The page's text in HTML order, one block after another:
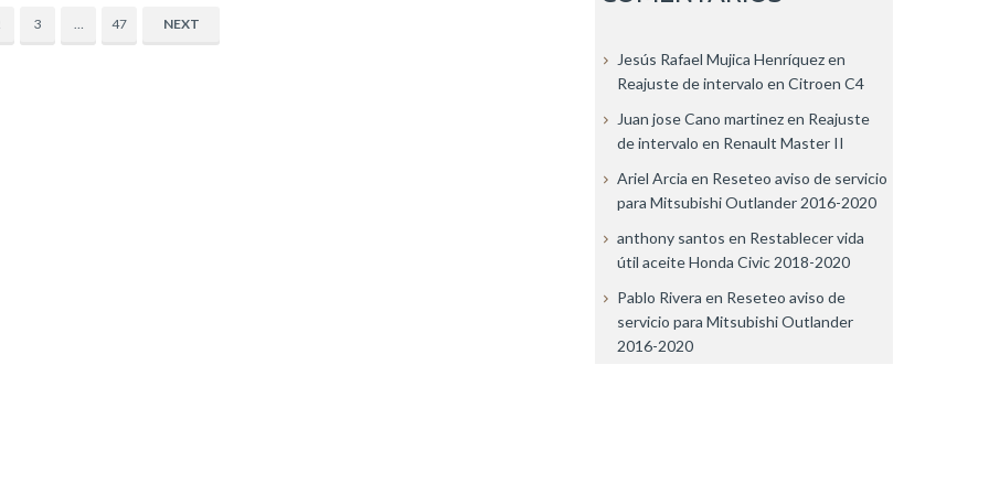
3 … 47 NEXT
Jesús Rafael Mujica Henríquezen
Reajuste de intervalo en Citroen C4
Juan jose Cano martinezen Reajuste
de intervalo en Renault Master II
Ariel Arcia en Reseteo aviso de servicio
para Mitsubishi Outlander 2016-2020
anthony santos en Restablecer vida
útil aceite Honda Civic 2018-2020
Pablo Rivera en Reseteo aviso de
servicio para Mitsubishi Outlander
2016-2020